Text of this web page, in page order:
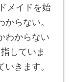
メイドを始
らない。
わからない
していま
きます。